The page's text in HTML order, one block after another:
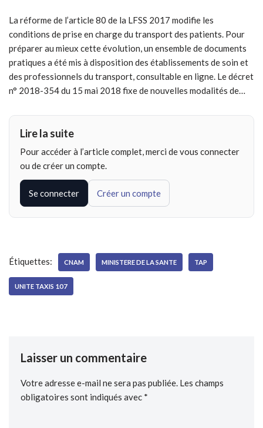
La réforme de l’article 80 de la LFSS 2017 modifie les
conditions de prise en charge du transport des patients. Pour
préparer au mieux cette évolution, un ensemble de documents
pratiques a été mis à disposition des établissements de soin et
des professionnels du transport, consultable en ligne. Le décret
n° 2018-354 du 15 mai 2018 fixe de nouvelles modalités de…
Lire la suite
Pour accéder à l’article complet, merci de vous connecter
ou de créer un compte.
Se connecter Créer un compte
Étiquettes: CNAM MINISTERE DE LA SANTE TAP
UNITE TAXIS 107
Laisser un commentaire
Votre adresse e-mail ne sera pas publiée. Les champs
obligatoires sont indiqués avec *